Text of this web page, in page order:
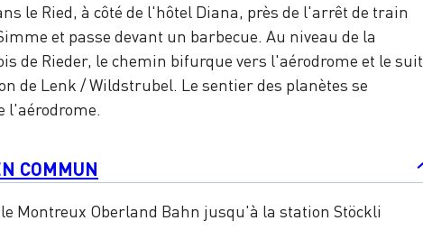
le Ried, à côté de l'hôtel Diana, près de l'arrêt de train
et passe devant un barbecue. Au niveau de la
de Rieder, le chemin bifurque vers l'aérodrome et le suit
de Lenk / Wildstrubel. Le sentier des planètes se
l'aérodrome.
COMMUN
le Montreux Oberland Bahn jusqu'à la station Stöckli